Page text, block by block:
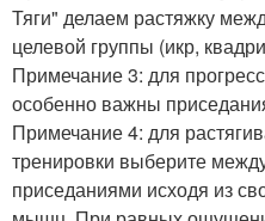
Тяги" делаем растяжку
целевой группы (икр,
Примечание 3: для
особенно важны
Примечание 4: для
тренировки выберите
приседаниями исходя из